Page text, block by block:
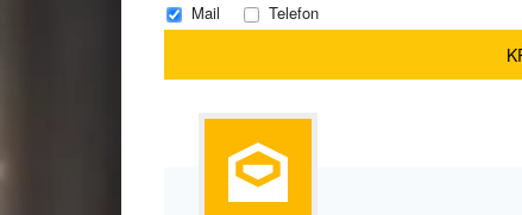
Mail Telefon